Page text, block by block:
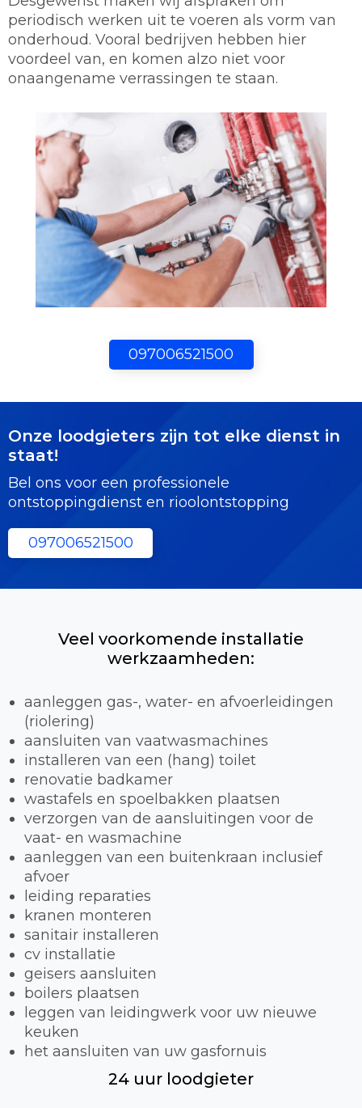
097006521500
periodisch werken uit te voeren als vorm van
onderhoud. Vooral bedrijven hebben hier
voordeel van, en komen alzo niet voor
onaangename verrassingen te staan.
Onze loodgieters zijn tot elke dienst in
staat!
Bel ons voor een professionele
ontstoppingdienst en rioolontstopping
097006521500
Veel voorkomende installatie
werkzaamheden:
aanleggen gas-, water- en afvoerleidingen
(riolering)
aansluiten van vaatwasmachines
installeren van een (hang) toilet
renovatie badkamer
wastafels en spoelbakken plaatsen
verzorgen van de aansluitingen voor de
vaat- en wasmachine
aanleggen van een buitenkraan inclusief
afvoer
leiding reparaties
kranen monteren
sanitair installeren
cv installatie
geisers aansluiten
boilers plaatsen
leggen van leidingwerk voor uw nieuwe
keuken
het aansluiten van uw gasfornuis
24 uur loodgieter